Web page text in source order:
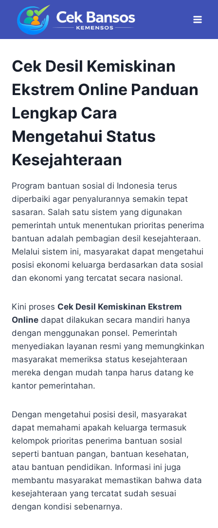
content
Cek Desil Kemiskinan
Ekstrem Online Panduan
Lengkap Cara
Mengetahui Status
Kesejahteraan
Program bantuan sosial di Indonesia terus
diperbaiki agar penyalurannya semakin tepat
sasaran. Salah satu sistem yang digunakan
pemerintah untuk menentukan prioritas penerima
bantuan adalah pembagian desil kesejahteraan.
Melalui sistem ini, masyarakat dapat mengetahui
posisi ekonomi keluarga berdasarkan data sosial
dan ekonomi yang tercatat secara nasional.
Kini proses Cek Desil Kemiskinan Ekstrem
Online dapat dilakukan secara mandiri hanya
dengan menggunakan ponsel. Pemerintah
menyediakan layanan resmi yang memungkinkan
masyarakat memeriksa status kesejahteraan
mereka dengan mudah tanpa harus datang ke
kantor pemerintahan.
Dengan mengetahui posisi desil, masyarakat
dapat memahami apakah keluarga termasuk
kelompok prioritas penerima bantuan sosial
seperti bantuan pangan, bantuan kesehatan,
atau bantuan pendidikan. Informasi ini juga
membantu masyarakat memastikan bahwa data
kesejahteraan yang tercatat sudah sesuai
dengan kondisi sebenarnya.